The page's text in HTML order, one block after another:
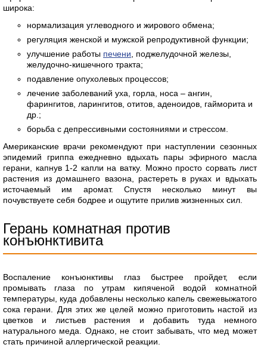
широка:
нормализация углеводного и жирового обмена;
регуляция женской и мужской репродуктивной функции;
улучшение работы печени , поджелудочной железы,
желудочно-кишечного тракта;
подавление опухолевых процессов;
лечение заболеваний уха, горла, носа – ангин,
фарингитов, ларингитов, отитов, аденоидов, гайморита и
др.;
борьба с депрессивными состояниями и стрессом.
Американские врачи рекомендуют при наступлении сезонных
эпидемий гриппа ежедневно вдыхать пары эфирного масла
герани, капнув 1-2 капли на ватку. Можно просто сорвать лист
растения из домашнего вазона, растереть в руках и вдыхать
источаемый им аромат. Спустя несколько минут вы
почувствуете себя бодрее и ощутите прилив жизненных сил.
Герань комнатная против
конъюнктивита
Воспаление конъюнктивы глаз быстрее пройдет, если
промывать глаза по утрам кипяченой водой комнатной
температуры, куда добавлены несколько капель свежевыжатого
сока герани. Для этих же целей можно приготовить настой из
цветков и листьев растения и добавить туда немного
натурального меда. Однако, не стоит забывать, что мед может
стать причиной аллергической реакции.